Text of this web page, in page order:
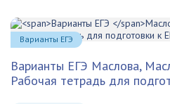
Варианты ЕГЭ Маслова,
Рабочая тетрадь для
Варианты ЕГЭ